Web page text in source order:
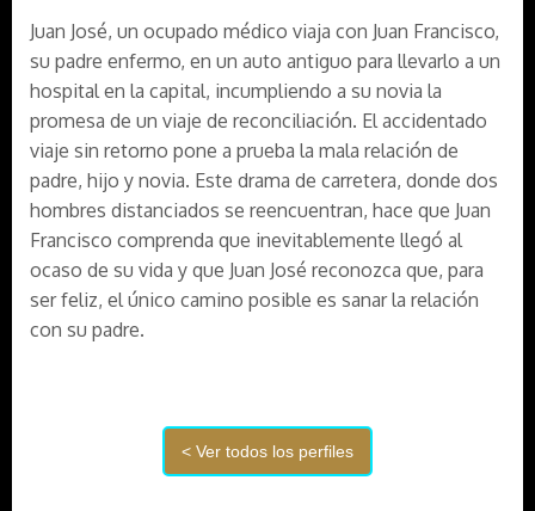
Juan José, un ocupado médico viaja con Juan Francisco,
su padre enfermo, en un auto antiguo para llevarlo a un
hospital en la capital, incumpliendo a su novia la
promesa de un viaje de reconciliación. El accidentado
viaje sin retorno pone a prueba la mala relación de
padre, hijo y novia. Este drama de carretera, donde dos
hombres distanciados se reencuentran, hace que Juan
Francisco comprenda que inevitablemente llegó al
ocaso de su vida y que Juan José reconozca que, para
ser feliz, el único camino posible es sanar la relación
con su padre.